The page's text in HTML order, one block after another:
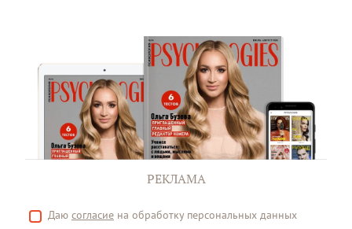
РЕКЛАМА
Даю согласие на обработку персональных данных